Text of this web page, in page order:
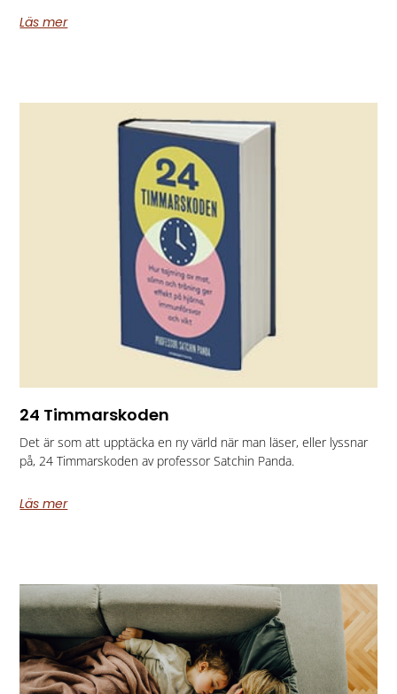
Läs mer
24 Timmarskoden
Det är som att upptäcka en ny värld när man läser, eller lyssnar
på, 24 Timmarskoden av professor Satchin Panda.
Läs mer